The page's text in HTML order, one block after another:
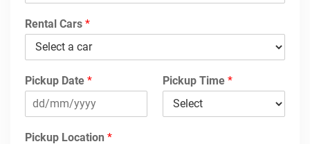
Rental Cars *
Pickup Date * Pickup Time *
Pickup Location *